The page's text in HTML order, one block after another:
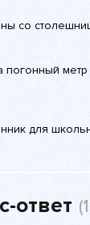
со
погонный
для
ответ